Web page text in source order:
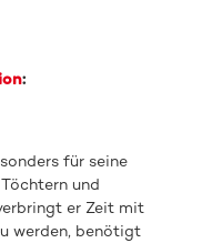
:
für seine
und
er Zeit mit
werden, benötigt